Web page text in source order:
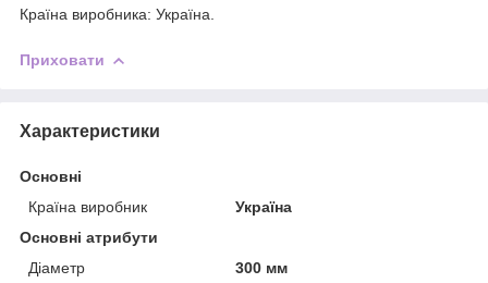
Країна виробника: Україна.
Приховати
Характеристики
Основні
Країна виробник
Україна
Основні атрибути
Діаметр
300 мм